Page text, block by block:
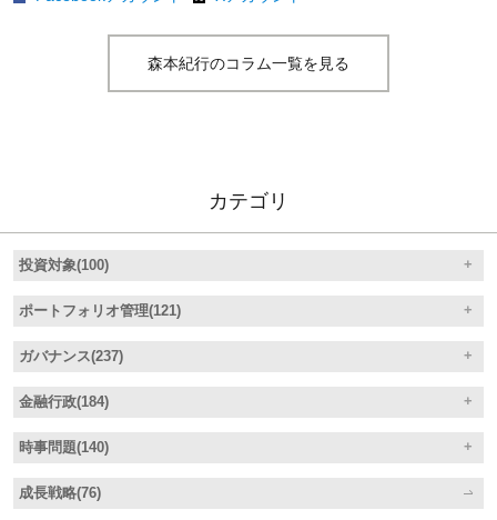
森本紀行のコラム一覧を見る
カテゴリ
投資対象(100)
ポートフォリオ管理(121)
ガバナンス(237)
金融行政(184)
時事問題(140)
成長戦略(76)